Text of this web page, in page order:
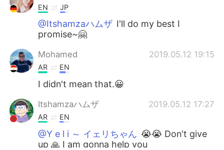
EN JP
@Itshamzaハムザ I'll do my best I
promise~🤗
Mohamed 2019.05.12 19:15
AR EN
I didn't mean that.😀
Itshamzaハムザ 2019.05.12 17:27
AR EN
@Y e l i ～ イェリちゃん 😭😭 Don't give
up 🙏 I am gonna help you